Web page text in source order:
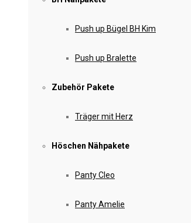
Push up Bügel BH Kim
Push up Bralette
Zubehör Pakete
Träger mit Herz
Höschen Nähpakete
Panty Cleo
Panty Amelie